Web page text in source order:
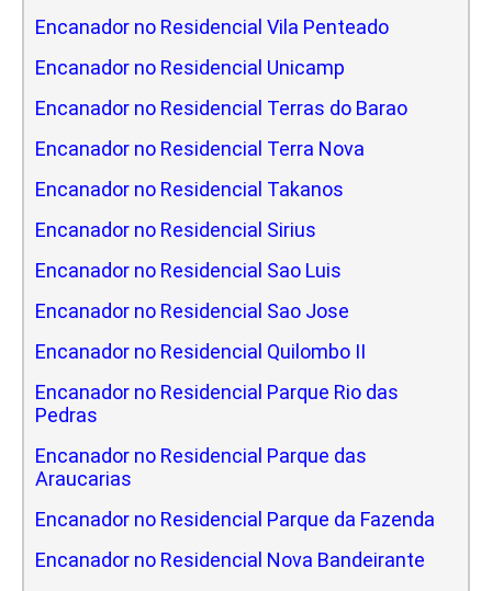
Encanador no Residencial Vila Penteado
Encanador no Residencial Unicamp
Encanador no Residencial Terras do Barao
Encanador no Residencial Terra Nova
Encanador no Residencial Takanos
Encanador no Residencial Sirius
Encanador no Residencial Sao Luis
Encanador no Residencial Sao Jose
Encanador no Residencial Quilombo II
Encanador no Residencial Parque Rio das
Pedras
Encanador no Residencial Parque das
Araucarias
Encanador no Residencial Parque da Fazenda
Encanador no Residencial Nova Bandeirante